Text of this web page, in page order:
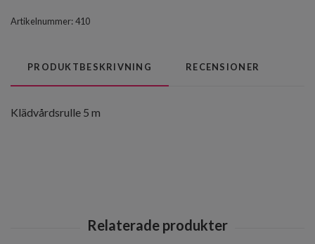
Artikelnummer:410
PRODUKTBESKRIVNING RECENSIONER
Klädvårdsrulle 5 m